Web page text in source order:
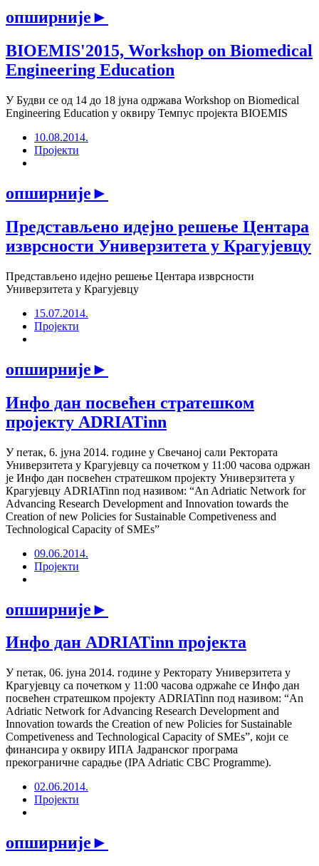
опширније►
BIOEMIS'2015, Workshop on Biomedical
Engineering Education
У Будви се од 14 до 18 јуна одржава Workshop on Biomedical
Engineering Education у оквиру Темпус пројекта BIOEMIS
10.08.2014.
Пројекти
опширније►
Представљено идејно решење Центара
изврсности Универзитета у Крагујевцу
Представљено идејно решење Центара изврсности
Универзитета у Крагујевцу
15.07.2014.
Пројекти
опширније►
Инфо дан посвећен стратешком
пројекту ADRIATinn
У петак, 6. јуна 2014. године у Свечаној сали Ректората
Универзитета у Крагујевцу са почетком у 11:00 часова одржан
је Инфо дан посвећен стратешком пројекту Универзитета у
Крагујевцу ADRIATinn под називом: “An Adriatic Network for
Advancing Research Development and Innovation towards the
Creation of new Policies for Sustainable Competiveness and
Technological Capacity of SMEs”
09.06.2014.
Пројекти
опширније►
Инфо дан ADRIATinn пројекта
У петак, 06. јуна 2014. године у Ректорату Универзитета у
Крагујевцу са почетком у 11:00 часова одржаће се Инфо дан
посвећен стратешком пројекту ADRIATinn под називом: “An
Adriatic Network for Advancing Research Development and
Innovation towards the Creation of new Policies for Sustainable
Competiveness and Technological Capacity of SMEs”, који се
финансира у оквиру ИПА Јадранског програма
прекограничне сарадње (IPA Adriatic CBC Programme).
02.06.2014.
Пројекти
опширније►